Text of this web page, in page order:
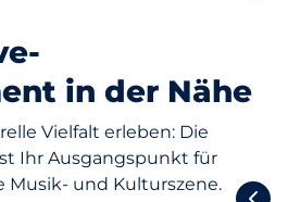
in der Nähe
Vielfalt erleben: Die
Ihr Ausgangspunkt für
Musik- und Kulturszene.